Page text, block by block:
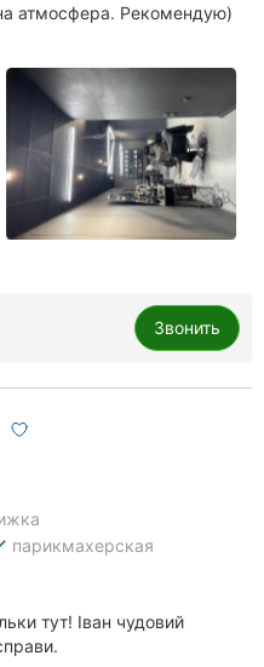
атмосфера. Рекомендую)
Звонить
парикмахерская
тут! Іван чудовий